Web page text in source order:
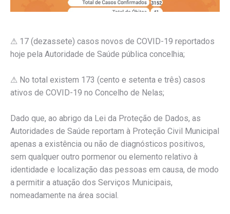
⚠ 17 (dezassete) casos novos de COVID-19 reportados
hoje pela Autoridade de Saúde pública concelhia;
⚠ No total existem 173 (cento e setenta e três) casos
ativos de COVID-19 no Concelho de Nelas;
Dado que, ao abrigo da Lei da Proteção de Dados, as
Autoridades de Saúde reportam à Proteção Civil Municipal
apenas a existência ou não de diagnósticos positivos,
sem qualquer outro pormenor ou elemento relativo à
identidade e localização das pessoas em causa, de modo
a permitir a atuação dos Serviços Municipais,
nomeadamente na área social.